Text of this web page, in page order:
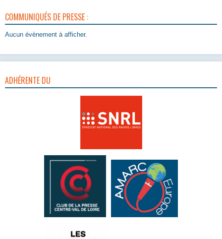
COMMUNIQUÉS DE PRESSE :
Aucun évènement à afficher.
ADHÉRENTE DU